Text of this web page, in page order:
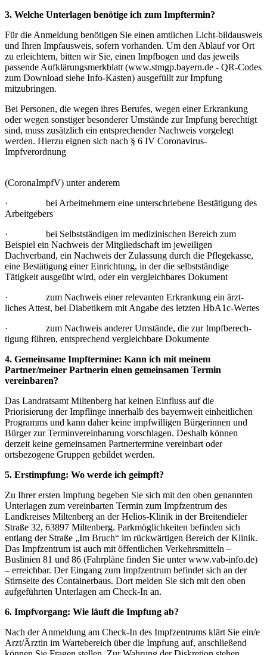
3. Welche Unterlagen benötige ich zum Impftermin?
Für die Anmeldung benötigen Sie einen amtlichen Licht-bildausweis
und Ihren Impfausweis, sofern vorhanden. Um den Ablauf vor Ort
zu erleichtern, bitten wir Sie, einen Impfbogen und das jeweils
passende Aufklärungs­merkblatt (www.stmgp.bayern.de - QR-Codes
zum Download siehe Info-Kasten) ausgefüllt zur Impfung
mitzubringen.
Bei Personen, die wegen ihres Berufes, wegen einer Erkrankung
oder wegen sonstiger besonderer Umstände zur Impfung berechtigt
sind, muss zusätzlich ein entsprechender Nachweis vorgelegt
werden. Hierzu eignen sich nach § 6 IV Coronavirus-
Impfverordnung
(CoronaImpfV) unter anderem
· bei Arbeitnehmern eine unterschriebene Bestätigung des
Arbeitgebers
· bei Selbstständigen im medizinischen Bereich zum
Beispiel ein Nachweis der Mitgliedschaft im jeweiligen
Dachverband, ein Nachweis der Zulassung durch die Pflegekasse,
eine Bestätigung einer Einrichtung, in der die selbstständige
Tätigkeit ausgeübt wird, oder ein vergleichbares Dokument
· zum Nachweis einer relevanten Erkrankung ein ärzt-
liches Attest, bei Diabetikern mit Angabe des letzten HbA1c-Wertes
· zum Nachweis anderer Umstände, die zur Impfberech­
tigung führen, entsprechend vergleichbare Dokumente
4. Gemeinsame Impftermine: Kann ich mit meinem
Partner/meiner Partnerin einen gemeinsamen Termin
vereinbaren?
Das Landratsamt Miltenberg hat keinen Einfluss auf die
Priorisierung der Impflinge innerhalb des bayernweit ein­heitlichen
Programms und kann daher keine impfwilligen Bürgerinnen und
Bürger zur Terminvereinbarung vor­schlagen. Deshalb können
derzeit keine gemeinsamen Partnertermine vereinbart oder
ortsbezogene Gruppen gebildet werden.
5. Erstimpfung: Wo werde ich geimpft?
Zu Ihrer ersten Impfung begeben Sie sich mit den oben genannten
Unterlagen zum vereinbarten Termin zum Impfzentrum des
Landkreises Miltenberg an der Helios-Klinik in der Breitendieler
Straße 32, 63897 Miltenberg. Parkmöglichkeiten befinden sich
entlang der Straße „Im Bruch“ im rückwärtigen Bereich der Klinik.
Das Impfzentrum ist auch mit öffentlichen Verkehrsmit­teln –
Buslinien 81 und 86 (Fahrpläne finden Sie unter www.vab-info.de)
– erreichbar. Der Eingang zum Impf­zentrum befindet sich an der
Stirnseite des Container­baus. Dort melden Sie sich mit den oben
aufgeführten Unterlagen am Check-In an.
6. Impfvorgang: Wie läuft die Impfung ab?
Nach der Anmeldung am Check-In des Impfzentrums klärt Sie ein/e
Arzt/Ärztin im Wartebereich über die Impfung auf, anschließend